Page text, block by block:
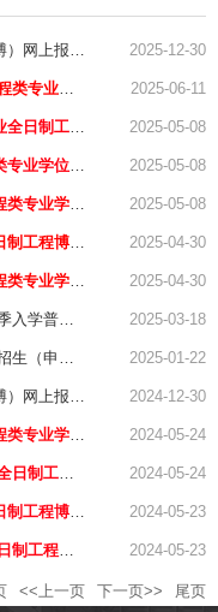
网上报名
2025-12-30
类专业学
2025-06-11
日制工程
2025-05-08
业学位博
2025-05-08
专业学位
2025-05-08
工程博士
2025-04-30
专业学位
2025-04-30
入学普通
2025-03-18
生（申请-
2025-01-22
网上报名
2024-12-30
专业学位
2024-05-24
日制工程
2024-05-24
工程博士
2024-05-23
制工程类
2024-05-23
<<上一页 下一页>> 尾页